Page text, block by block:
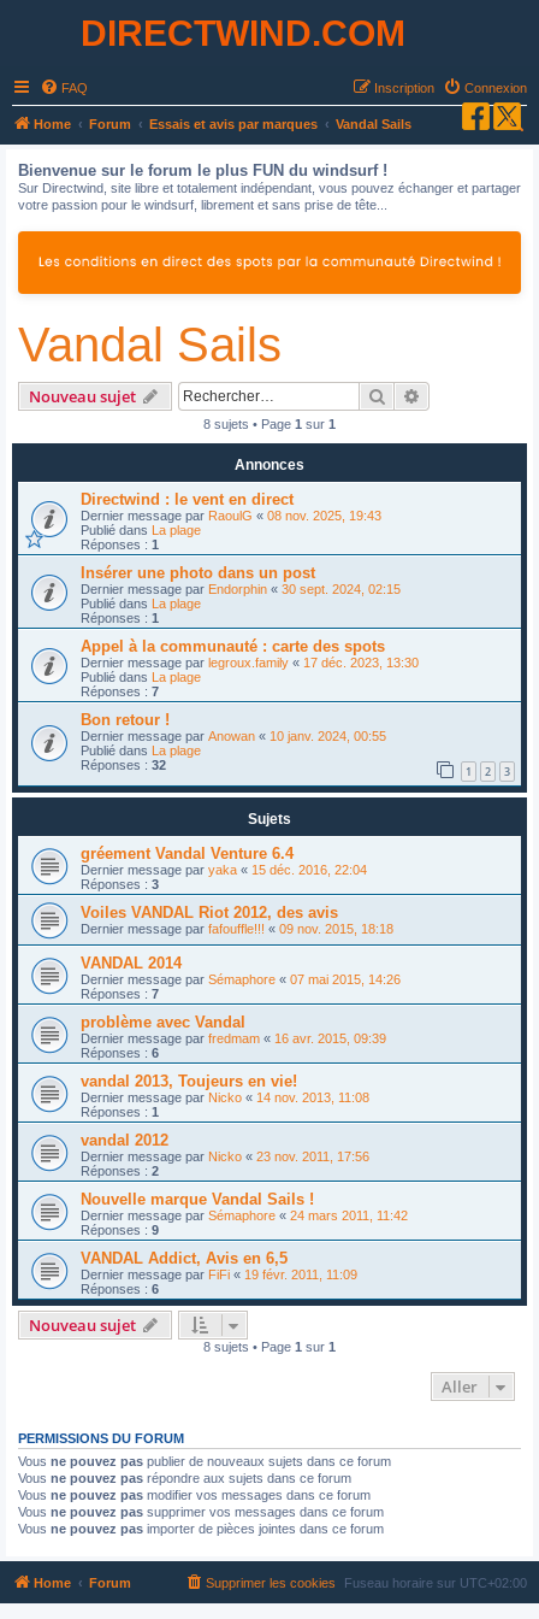
DIRECTWIND.COM
FAQ Connexion
Inscription
Home Forum Essais et avis par marques Vandal Sails
Bienvenue sur le forum le plus FUN du windsurf !
Sur Directwind, site libre et totalement indépendant, vous pouvez échanger et partager
votre passion pour le windsurf, librement et sans prise de tête...
Vandal Sails
Nouveau sujet Rechercher
8 sujets • Page 1 sur 1
Annonces
Directwind : le vent en direct
Dernier message par RaoulG « 08 nov. 2025, 19:43
Publié dans La plage
Réponses : 1
Insérer une photo dans un post
Dernier message par Endorphin « 30 sept. 2024, 02:15
Publié dans La plage
Réponses : 1
Appel à la communauté : carte des spots
Dernier message par legroux.family « 17 déc. 2023, 13:30
Publié dans La plage
Réponses : 7
Bon retour !
Dernier message par Anowan « 10 janv. 2024, 00:55
Publié dans La plage
Réponses : 32 1 2 3
Sujets
gréement Vandal Venture 6.4
Dernier message par yaka « 15 déc. 2016, 22:04
Réponses : 3
Voiles VANDAL Riot 2012, des avis
Dernier message par fafouffle!!! « 09 nov. 2015, 18:18
VANDAL 2014
Dernier message par Sémaphore « 07 mai 2015, 14:26
Réponses : 7
problème avec Vandal
Dernier message par fredmam « 16 avr. 2015, 09:39
Réponses : 6
vandal 2013, Toujeurs en vie!
Dernier message par Nicko « 14 nov. 2013, 11:08
Réponses : 1
vandal 2012
Dernier message par Nicko « 23 nov. 2011, 17:56
Réponses : 2
Nouvelle marque Vandal Sails !
Dernier message par Sémaphore « 24 mars 2011, 11:42
Réponses : 9
VANDAL Addict, Avis en 6,5
Dernier message par FiFi « 19 févr. 2011, 11:09
Réponses : 6
Nouveau sujet
8 sujets • Page 1 sur 1
Aller
PERMISSIONS DU FORUM
Vous ne pouvez pas publier de nouveaux sujets dans ce forum
Vous ne pouvez pas répondre aux sujets dans ce forum
Vous ne pouvez pas modifier vos messages dans ce forum
Vous ne pouvez pas supprimer vos messages dans ce forum
Vous ne pouvez pas importer de pièces jointes dans ce forum
Home Forum Fuseau horaire sur UTC+02:00
Supprimer les cookies